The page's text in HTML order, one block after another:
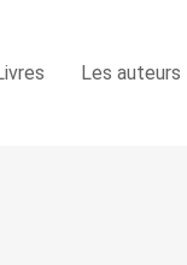
Les auteurs